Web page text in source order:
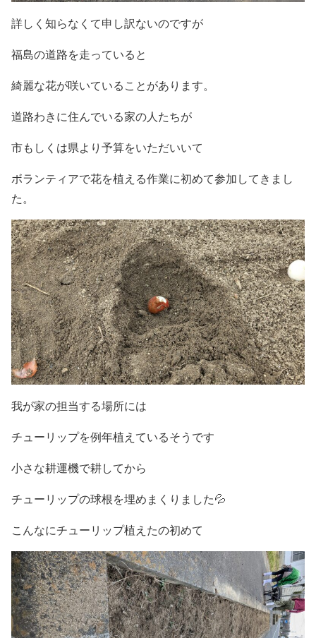
詳しく知らなくて申し訳ないのですが
福島の道路を走っていると
綺麗な花が咲いていることがあります。
道路わきに住んでいる家の人たちが
市もしくは県より予算をいただいいて
ボランティアで花を植える作業に初めて参加してきまし
た。
我が家の担当する場所には
チューリップを例年植えているそうです
小さな耕運機で耕してから
チューリップの球根を埋めまくりました💦
こんなにチューリップ植えたの初めて